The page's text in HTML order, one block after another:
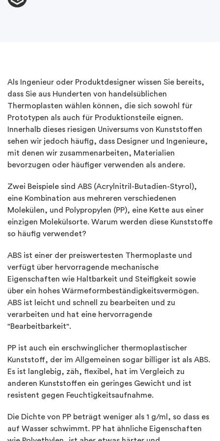
Als Ingenieur oder Produktdesigner wissen Sie bereits,
dass Sie aus Hunderten von handelsüblichen
Thermoplasten wählen können, die sich sowohl für
Prototypen als auch für Produktionsteile eignen.
Innerhalb dieses riesigen Universums von Kunststoffen
sehen wir jedoch häufig, dass Designer und Ingenieure,
mit denen wir zusammenarbeiten, Materialien
bevorzugen oder häufiger verwenden als andere.
Zwei Beispiele sind ABS (Acrylnitril-Butadien-Styrol),
eine Kombination aus mehreren verschiedenen
Molekülen, und Polypropylen (PP), eine Kette aus einer
einzigen Molekülsorte. Warum werden diese Kunststoffe
so häufig verwendet?
ABS ist einer der preiswertesten Thermoplaste und
verfügt über hervorragende mechanische
Eigenschaften wie Haltbarkeit und Steifigkeit sowie
über ein hohes Wärmeformbeständigkeitsvermögen.
ABS ist leicht und schnell zu bearbeiten und zu
verarbeiten und hat eine hervorragende
"Bearbeitbarkeit".
PP ist auch ein erschwinglicher thermoplastischer
Kunststoff, der im Allgemeinen sogar billiger ist als ABS.
Es ist langlebig, zäh, flexibel, hat im Vergleich zu
anderen Kunststoffen ein geringes Gewicht und ist
resistent gegen Feuchtigkeitsaufnahme.
Die Dichte von PP beträgt weniger als 1 g/ml, so dass es
auf Wasser schwimmt. PP hat ähnliche Eigenschaften